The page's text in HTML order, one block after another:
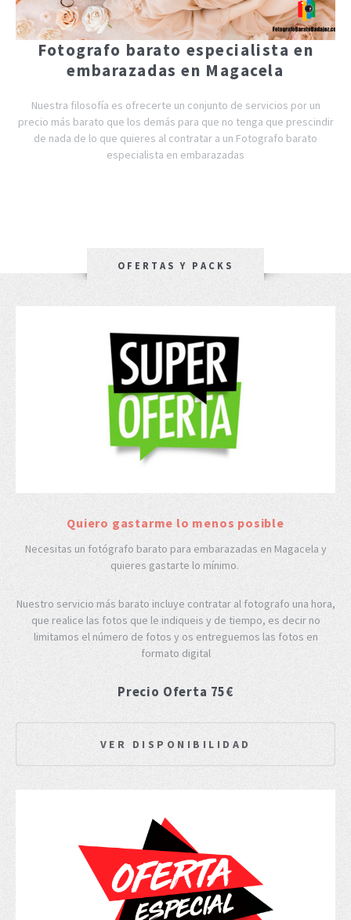
Fotografo barato especialista en
embarazadas en Magacela
Nuestra filosofía es ofrecerte un conjunto de servicios por un
precio más barato que los demás para que no tenga que prescindir
de nada de lo que quieres al contratar a un Fotografo barato
especialista en embarazadas
OFERTAS Y PACKS
Quiero gastarme lo menos posible
Necesitas un fotógrafo barato para embarazadas en Magacela y
quieres gastarte lo mínimo.
Nuestro servicio más barato incluye contratar al fotografo una hora,
que realice las fotos que le indiqueis y de tiempo, es decir no
limitamos el número de fotos y os entreguemos las fotos en
formato digital
Precio Oferta 75€
VER DISPONIBILIDAD